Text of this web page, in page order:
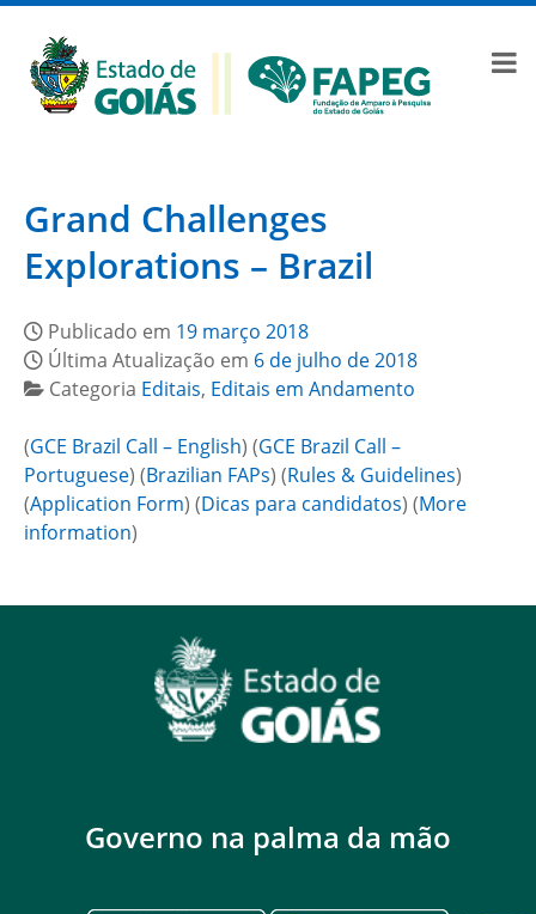
Grand Challenges
Explorations – Brazil
Publicado em 19 março 2018
Última Atualização em 6 de julho de 2018
Categoria Editais, Editais em Andamento
(GCE Brazil Call – English) (GCE Brazil Call –
Portuguese) (Brazilian FAPs) (Rules & Guidelines)
(Application Form) (Dicas para candidatos) (More
information)
Governo na palma da mão